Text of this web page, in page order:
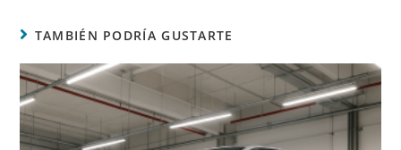
TAMBIÉN PODRÍA GUSTARTE